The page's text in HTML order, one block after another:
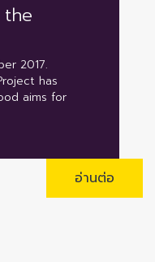
2017.
has
aims for
อ่านต่อ